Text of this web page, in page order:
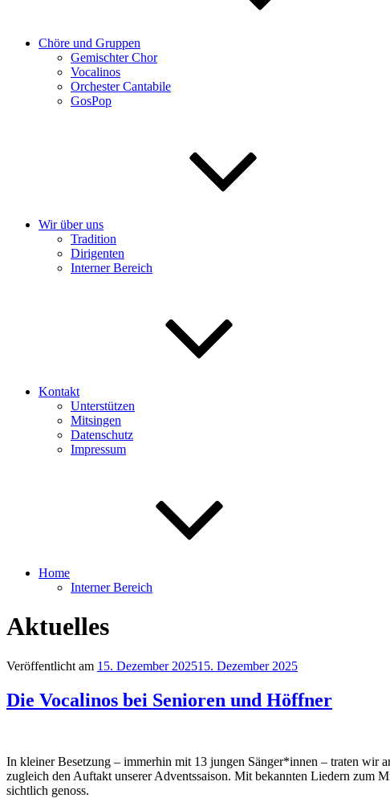
Chöre und Gruppen
Gemischter Chor
Vocalinos
Orchester Cantabile
GosPop
Wir über uns
Tradition
Dirigenten
Interner Bereich
Kontakt
Unterstützen
Mitsingen
Datenschutz
Impressum
Home
Interner Bereich
Aktuelles
Veröffentlicht am 15. Dezember 202515. Dezember 2025
Die Vocalinos bei Senioren und Höffner
In kleiner Besetzung – immerhin mit 13 jungen Sänger*innen – traten wir
zugleich den Auftakt unserer Adventssaison. Mit bekannten Liedern zum
sichtlich genoss.